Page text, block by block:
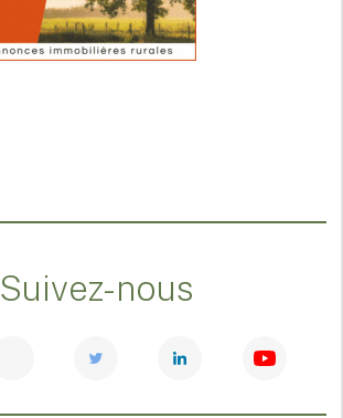
Suivez-nous